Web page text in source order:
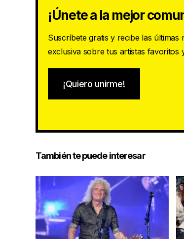
¡Únete a la mejor
Suscríbete gratis y recibe las últimas
exclusiva sobre tus artistas favoritos
¡Quiero unirme!
También te puede interesar